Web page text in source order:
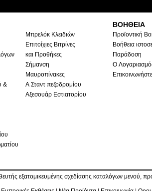
&
Μπρελόκ Κλειδιών
Επιτοίχιες Βιτρίνες
και Προθήκες
Σήμανση
Μαυροπίνακες
Α Σταντ πεζοδρομίου
Αξεσουάρ Εστιατορίου
ΒΟΗΘΕΙΑ
Προϊοντική
Βοήθεια
Παράδοση
Ο
εξατομικευμένης σχεδίασης καταλόγων μενού,